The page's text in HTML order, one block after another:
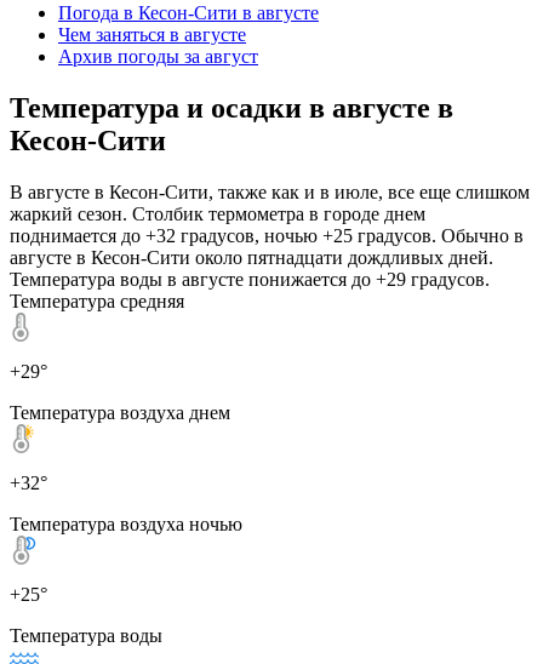
Погода в Кесон-Сити в августе
Чем заняться в августе
Архив погоды за август
Температура и осадки в августе в
Кесон-Сити
В августе в Кесон-Сити, также как и в июле, все еще слишком
жаркий сезон. Столбик термометра в городе днем
поднимается до +32 градусов, ночью +25 градусов. Обычно в
августе в Кесон-Сити около пятнадцати дождливых дней.
Температура воды в августе понижается до +29 градусов.
Температура средняя
+29°
Температура воздуха днем
+32°
Температура воздуха ночью
+25°
Температура воды